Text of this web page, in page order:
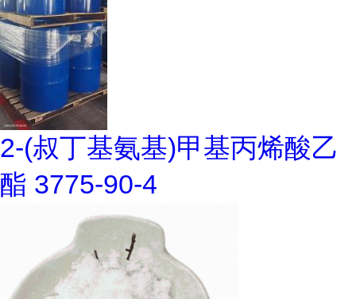
2-(叔丁基氨基)甲基丙烯酸乙
酯 3775-90-4